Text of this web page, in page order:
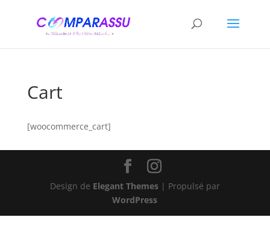
Cart
[woocommerce_cart]
Design de Elegant Themes| Propulsé par
WordPress